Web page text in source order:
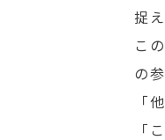
捉
こ
の
「
「